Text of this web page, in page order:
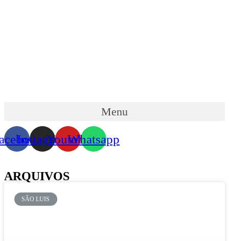
Menu
InstagramYoutubeWhatsapp
ARQUIVOS
SÃO LUIS